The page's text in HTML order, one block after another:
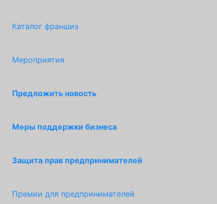
Каталог франшиз
Мероприятия
Предложить новость
Меры поддержки бизнеса
Защита прав предпринимателей
Премии для предпринимателей